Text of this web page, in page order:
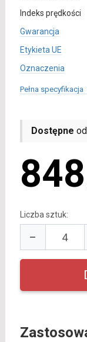
Indeks prędkości
Gwarancja
Etykieta UE
Oznaczenia
Pełna specyfikacja
Dostępne
848
Liczba sztuk:
−